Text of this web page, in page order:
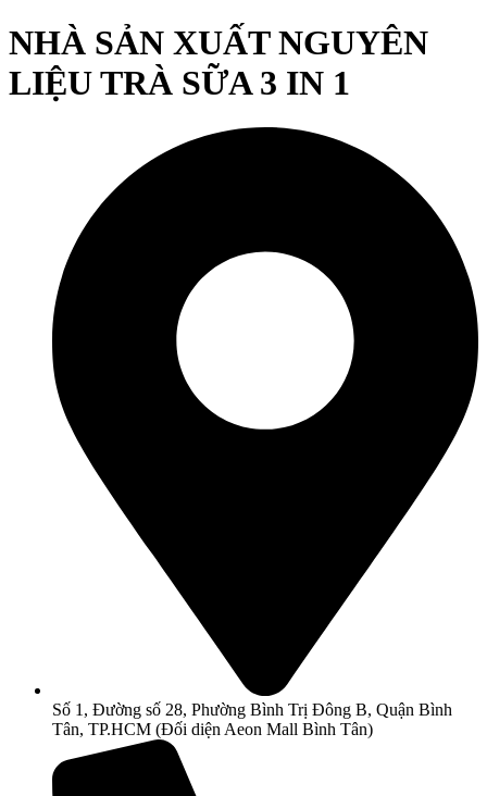
NHÀ SẢN XUẤT NGUYÊN
LIỆU TRÀ SỮA 3 IN 1
Số 1, Đường số 28, Phường Bình Trị Đông B, Quận Bình
Tân, TP.HCM (Đối diện Aeon Mall Bình Tân)